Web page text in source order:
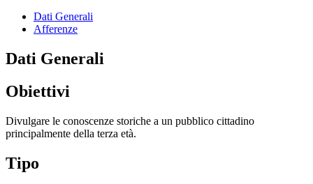
Dati Generali
Afferenze
Dati Generali
Obiettivi
Divulgare le conoscenze storiche a un pubblico cittadino
principalmente della terza età.
Tipo